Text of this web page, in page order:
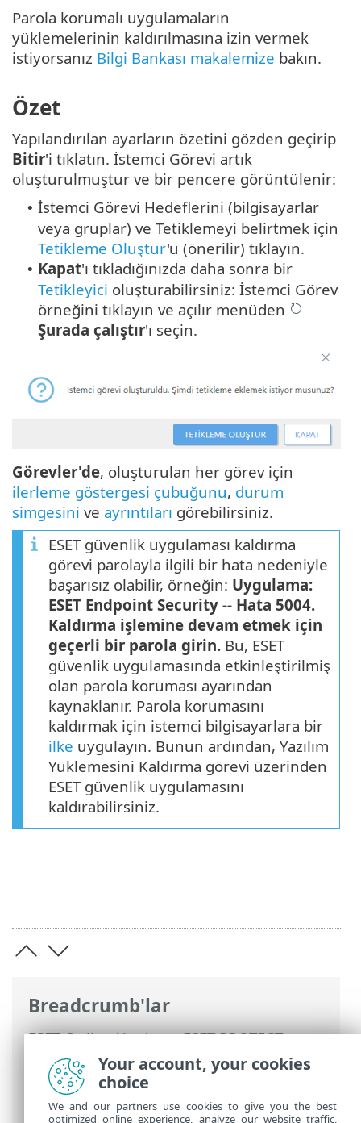
Breadcrumb'lar
ESET Online Yardım>ESET PROTECT>
ESET PROTECT Ürününü Kullanma>ESET
PROTECT Ana Menü
Görevler
Görevleri
> Yazılım Yüklemesini Kaldırma
Parola korumalı uygulamaların
yüklemelerinin kaldırılmasına izin vermek
istiyorsanız Bilgi Bankası makalemize bakın.
Özet
Yapılandırılan ayarların özetini gözden geçirip
Bitir'i tıklatın. İstemci Görevi artık
oluşturulmuştur ve bir pencere görüntülenir:
• İstemci Görevi Hedeflerini (bilgisayarlar
veya gruplar) ve Tetiklemeyi belirtmek için
Tetikleme Oluştur'u (önerilir) tıklayın.
• Kapat'ı tıkladığınızda daha sonra bir
Tetikleyici oluşturabilirsiniz: İstemci Görev
örneğini tıklayın ve açılır menüden
Şurada çalıştır'ı seçin.
Görevler'de, oluşturulan her görev için
ilerleme göstergesi çubuğunu, durum
simgesini ve ayrıntıları görebilirsiniz.
ESET güvenlik uygulaması kaldırma
görevi parolayla ilgili bir hata nedeniyle
başarısız olabilir, örneğin: Uygulama:
ESET Endpoint Security -- Hata 5004.
Kaldırma işlemine devam etmek için
geçerli bir parola girin. Bu, ESET
güvenlik uygulamasında etkinleştirilmiş
olan parola koruması ayarından
kaynaklanır. Parola korumasını
kaldırmak için istemci bilgisayarlara bir
ilke uygulayın. Bunun ardından, Yazılım
Yüklemesini Kaldırma görevi üzerinden
ESET güvenlik uygulamasını
kaldırabilirsiniz.
Your account, your cookies
choice
We and our partners use cookies to give you the best
optimized online experience, analyze our website traffic,